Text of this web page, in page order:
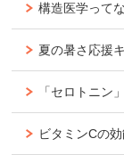
構造医学って
夏の暑さ応援
「セロトニン
ビタミンCの